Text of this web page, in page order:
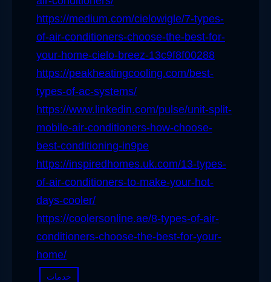
https://medium.com/cielowigle/7-types-
of-air-conditioners-choose-the-best-for-
your-home-cielo-breez-13c9f8f00288
https://peakheatingcooling.com/best-
types-of-ac-systems/
https://www.linkedin.com/pulse/unit-split-
mobile-air-conditioners-how-choose-
best-conditioning-in9pe
https://inspiredhomes.uk.com/13-types-
of-air-conditioners-to-make-your-hot-
days-cooler/
https://coolersonline.ae/8-types-of-air-
conditioners-choose-the-best-for-your-
home/
خدمات